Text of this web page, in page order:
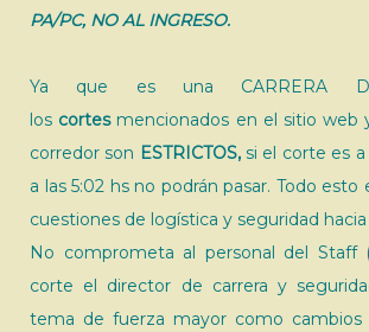
PA/PC, NO AL INGRESO.
Ya que es una CARRERA
los cortesmencionados en el sitio web
corredor son ESTRICTOS,si el corte es a
a las 5:02 hs no podrán pasar. Todo
cuestiones de logística y seguridad
No comprometa al personal del Staff
corte el director de carrera y
tema de fuerza mayor como cambios